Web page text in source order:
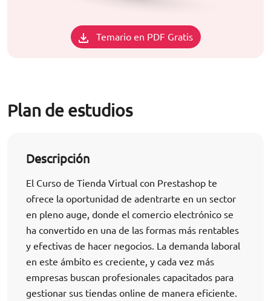
Temario en PDF Gratis
Plan de estudios
Descripción
El Curso de Tienda Virtual con Prestashop te
ofrece la oportunidad de adentrarte en un sector
en pleno auge, donde el comercio electrónico se
ha convertido en una de las formas más rentables
y efectivas de hacer negocios. La demanda laboral
en este ámbito es creciente, y cada vez más
empresas buscan profesionales capacitados para
gestionar sus tiendas online de manera eficiente.